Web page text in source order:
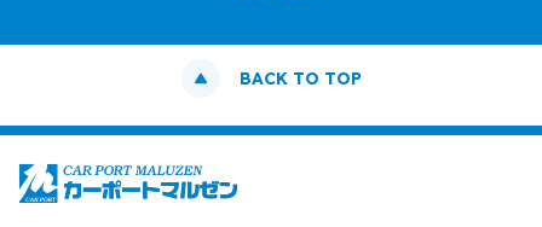
BACK TO TOP